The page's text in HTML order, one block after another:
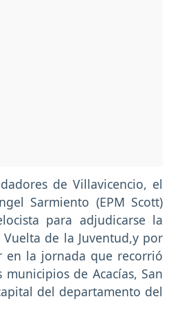
de Villavicencio, el
Sarmiento (EPM Scott)
para adjudicarse la
de la Juventud,y por
en la jornada que recorrió
de Acacías, San
del departamento del